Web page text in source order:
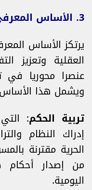
3. الأساس المعرفي
يرتكز الأساس
العقلية وتعزيز
عنصرا محوريا في
ويشمل هذا
تربية الحكم:
إدراك النظام
الحرية مقترنة
من إصدار أحكام
اليومية.